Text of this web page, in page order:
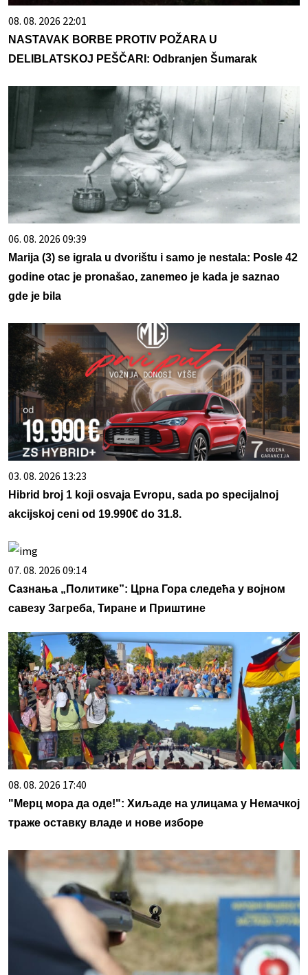
08. 08. 2026 22:01
NASTAVAK BORBE PROTIV POŽARA U
DELIBLATSKOJ PEŠČARI: Odbranjen Šumarak
06. 08. 2026 09:39
Marija (3) se igrala u dvorištu i samo je nestala: Posle 42
godine otac je pronašao, zanemeo je kada je saznao
gde je bila
03. 08. 2026 13:23
Hibrid broj 1 koji osvaja Evropu, sada po specijalnoj
akcijskoj ceni od 19.990€ do 31.8.
07. 08. 2026 09:14
Сазнања „Политике”: Црна Гора следећа у војном
савезу Загреба, Тиране и Приштине
08. 08. 2026 17:40
"Мерц мора да оде!": Хиљаде на улицама у Немачкој
траже оставку владе и нове изборе